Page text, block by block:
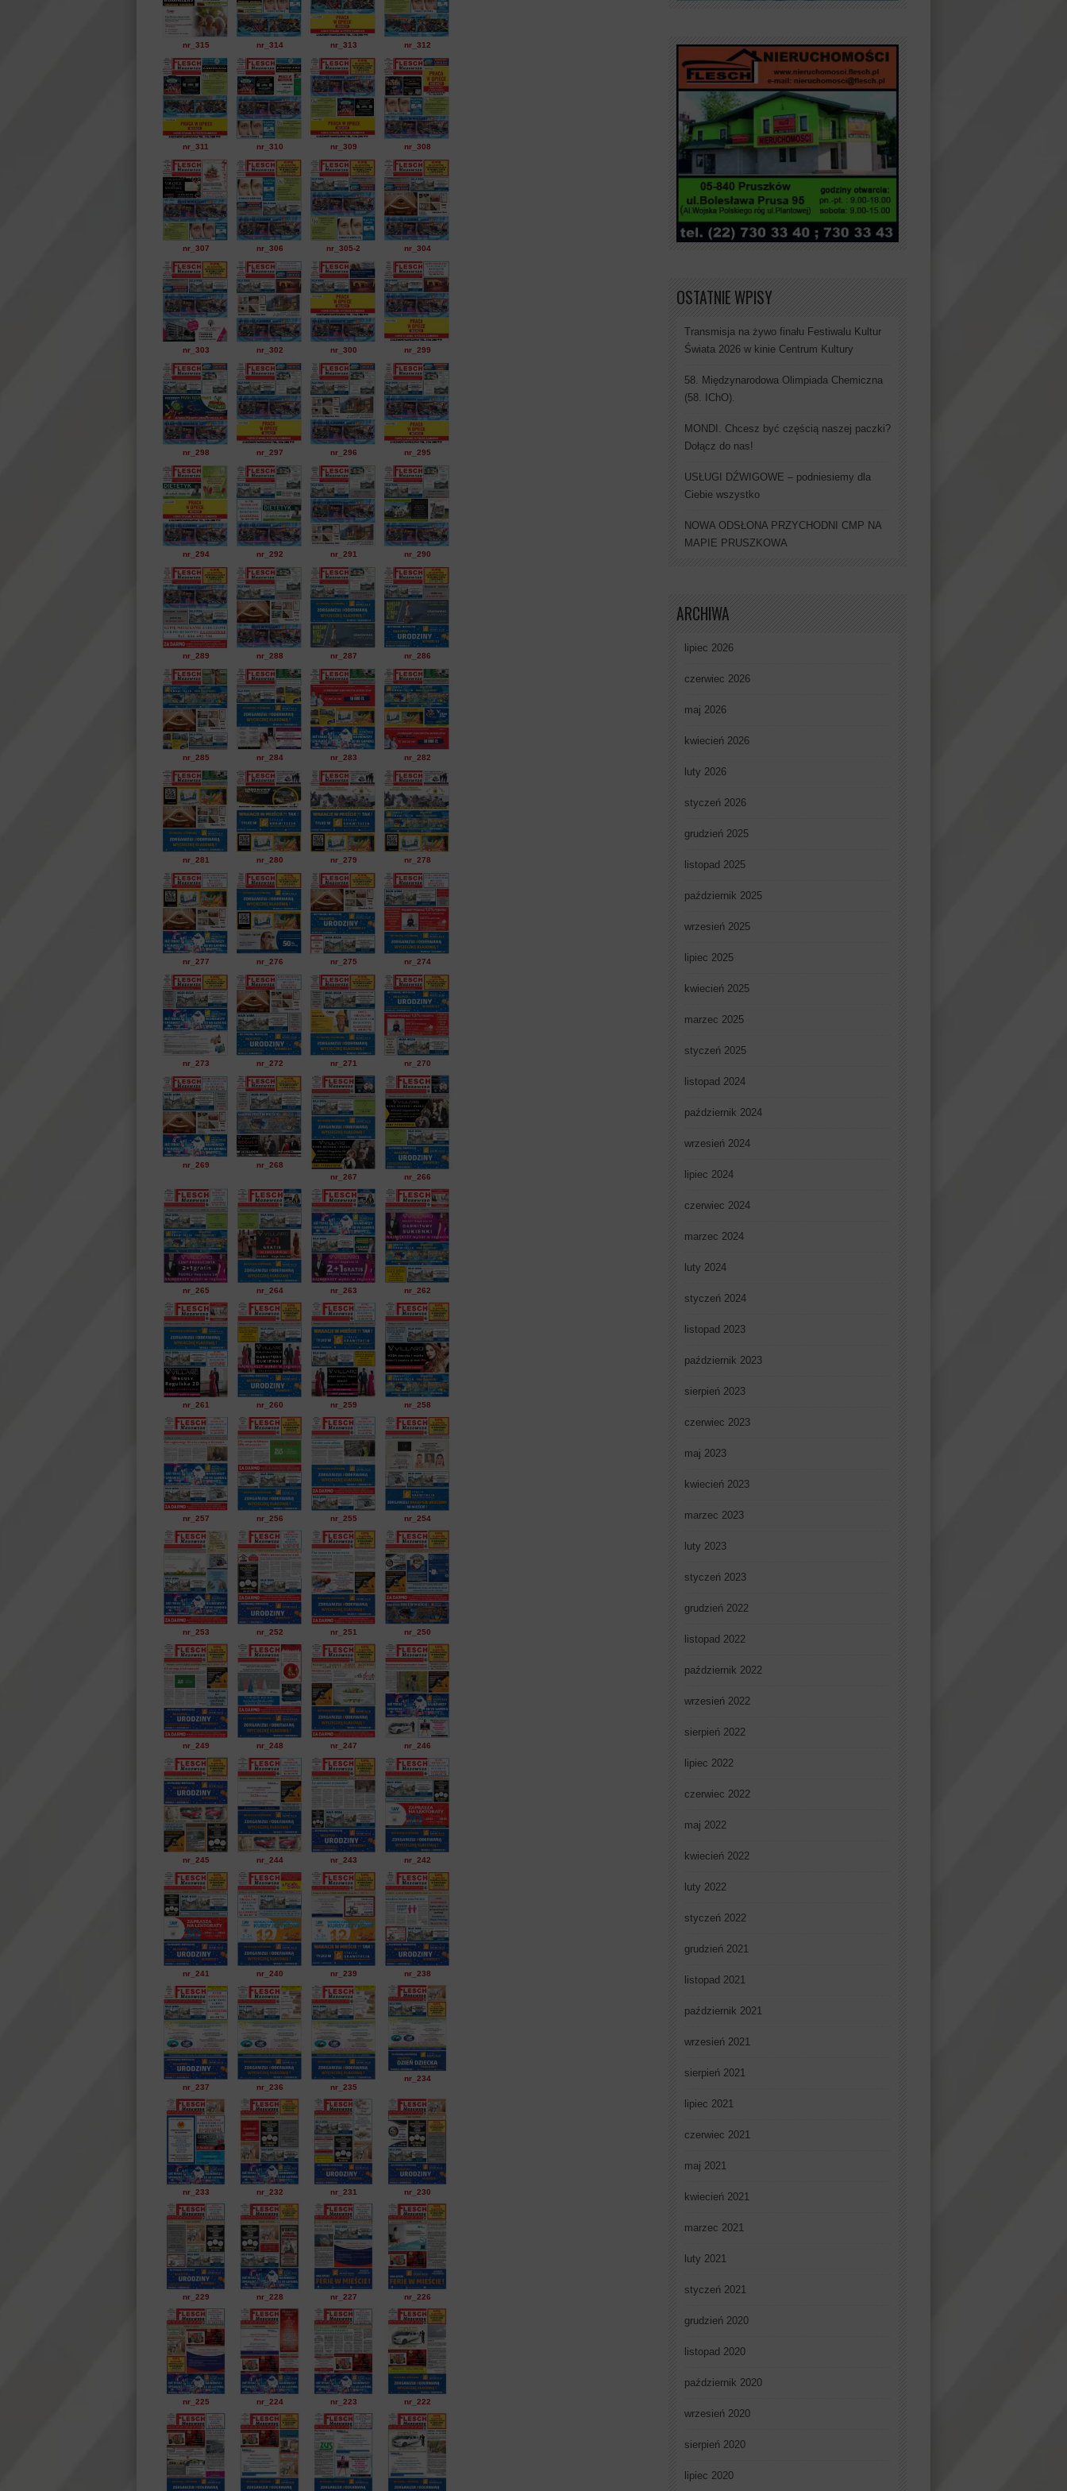
nr_315 nr_314 nr_313 nr_312
nr_311 nr_310 nr_309 nr_308
nr_307 nr_306 nr_305-2 nr_304
nr_303 nr_302 nr_300 nr_299
nr_298 nr_297 nr_296 nr_295
nr_294 nr_292 nr_291 nr_290
nr_289 nr_288 nr_287 nr_286
nr_285 nr_284 nr_283 nr_282
nr_281 nr_280 nr_279 nr_278
nr_277 nr_276 nr_275 nr_274
nr_273 nr_272 nr_271 nr_270
nr_269
nr_268
nr_267
nr_266
nr_265 nr_264 nr_263 nr_262
nr_261 nr_260 nr_259 nr_258
nr_257 nr_256 nr_255 nr_254
nr_253 nr_252 nr_251 nr_250
nr_249 nr_248 nr_247 nr_246
nr_245 nr_244 nr_243 nr_242
nr_241 nr_240 nr_239 nr_238
nr_237 nr_236 nr_235
nr_234
nr_233 nr_232 nr_231 nr_230
nr_229 nr_228 nr_227 nr_226
nr_225 nr_224 nr_223 nr_222
OSTATNIE WPISY
Transmisja na żywo finału Festiwalu Kultur
Świata 2026 w kinie Centrum Kultury
58. Międzynarodowa Olimpiada Chemiczna
(58. IChO).
MONDI. Chcesz być częścią naszej paczki?
Dołącz do nas!
USŁUGI DŹWIGOWE – podniesiemy dla
Ciebie wszystko
NOWA ODSŁONA PRZYCHODNI CMP NA
MAPIE PRUSZKOWA
ARCHIWA
lipiec 2026
czerwiec 2026
maj 2026
kwiecień 2026
luty 2026
styczeń 2026
grudzień 2025
listopad 2025
październik 2025
wrzesień 2025
lipiec 2025
kwiecień 2025
marzec 2025
styczeń 2025
listopad 2024
październik 2024
wrzesień 2024
lipiec 2024
czerwiec 2024
marzec 2024
luty 2024
styczeń 2024
listopad 2023
październik 2023
sierpień 2023
czerwiec 2023
maj 2023
kwiecień 2023
marzec 2023
luty 2023
styczeń 2023
grudzień 2022
listopad 2022
październik 2022
wrzesień 2022
sierpień 2022
lipiec 2022
czerwiec 2022
maj 2022
kwiecień 2022
luty 2022
styczeń 2022
grudzień 2021
listopad 2021
październik 2021
wrzesień 2021
sierpień 2021
lipiec 2021
czerwiec 2021
maj 2021
kwiecień 2021
marzec 2021
luty 2021
styczeń 2021
grudzień 2020
listopad 2020
październik 2020
wrzesień 2020
sierpień 2020
lipiec 2020